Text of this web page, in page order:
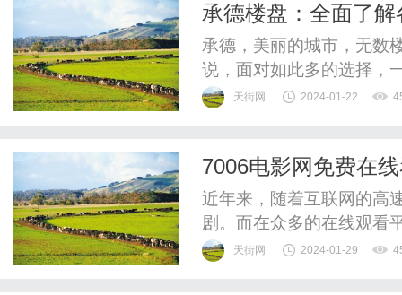
物平台。3.积极探索消费
承德楼盘：全面了
源
承德，美丽的城市，无数
说，面对如此多的选择，
楼盘情况，为您提供一些
进程，房地产市场也迅速
天街网 2024-01-22
7006电影网免费在
近年来，随着互联网的高
剧。而在众多的在线观看
服务，成为了众多影迷的
天街网 2024-01-29